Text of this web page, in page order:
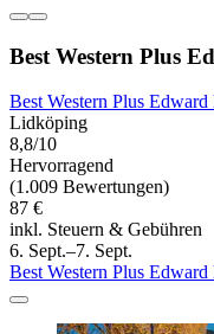
Best Western Plus
Best Western Plus Edward
Lidköping
8,8/10
Hervorragend
(1.009 Bewertungen)
87 €
inkl. Steuern & Gebühren
6. Sept.–7. Sept.
Best Western Plus Edward